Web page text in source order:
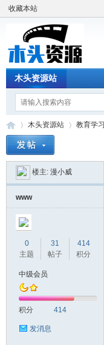
收藏本站
木头资源站
»
木头资源站
›
教育学习
楼主: 漫小威
www
0
主题
31
帖子
414
积分
中级会员
积分 414
发消息